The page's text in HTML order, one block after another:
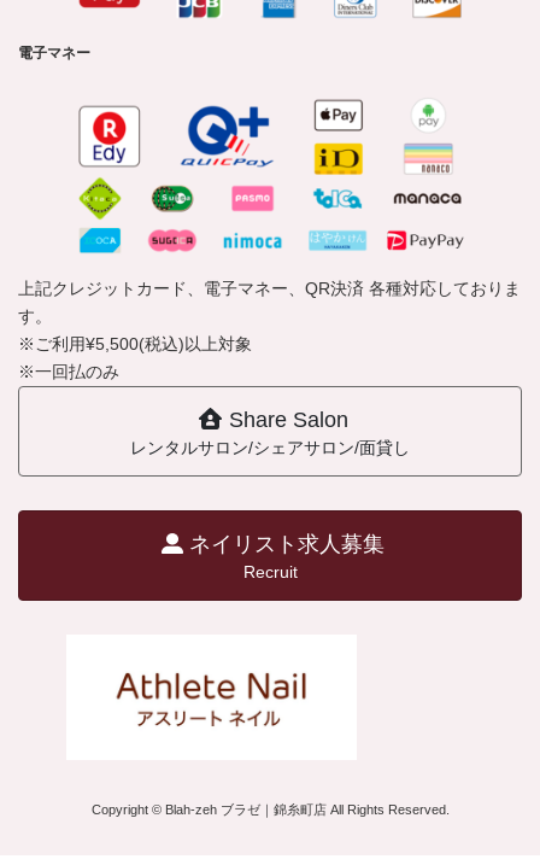
電子マネー
上記クレジットカード、電子マネー、QR決済 各種対応しておりま
す。
※ご利用¥5,500(税込)以上対象
※一回払のみ
Share Salon
レンタルサロン/シェアサロン/面貸し
ネイリスト求人募集
Recruit
Copyright © Blah-zeh ブラゼ｜錦糸町店 All Rights Reserved.